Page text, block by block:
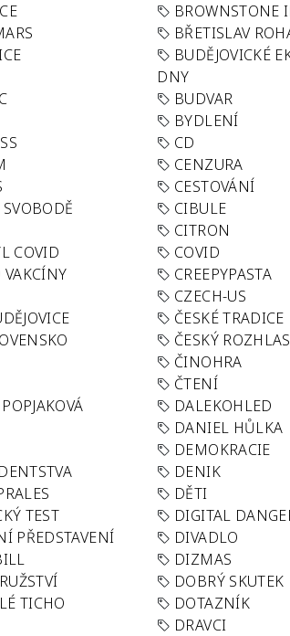
BROWNSTONE
BŘETISLAV
BUDĚJOVICKÉ
DNY
BUDVAR
BYDLENÍ
CD
CENZURA
CESTOVÁNÍ
SVOBODĚ
CIBULE
CITRON
COVID
COVID
CREEPYPASTA
CZECH-US
ČESKÉ TRADICE
ČESKÝ ROZHLAS
ČINOHRA
ČTENÍ
DALEKOHLED
DANIEL HŮLKA
DEMOKRACIE
DENIK
DĚTI
TEST
DIGITAL
PŘEDSTAVENÍ
DIVADLO
DIZMAS
DOBRÝ SKUTEK
TICHO
DOTAZNÍK
DRAVCI